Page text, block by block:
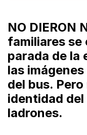
NO DIERON
familiares se
parada de la
las
del bus.
identidad
ladrones.